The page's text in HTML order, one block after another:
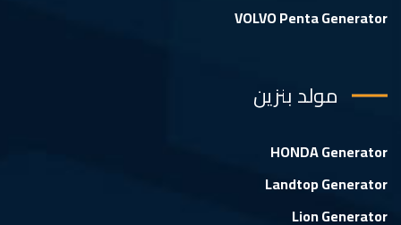
VOLVO Penta Generator
مولد بنزين
HONDA Generator
Landtop Generator
Lion Generator